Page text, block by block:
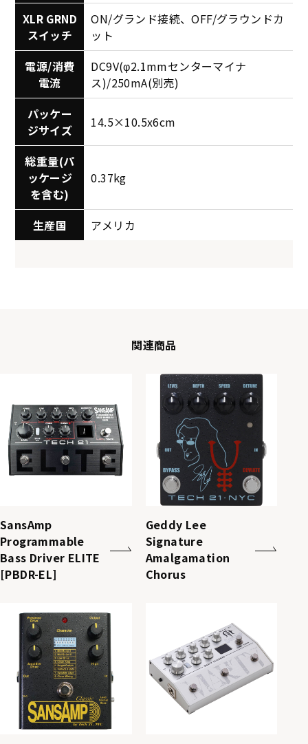
XLR GRND
スイッチ
ON/グランド接続、OFF/グラウンドカ
ット
電源/消費
電流
DC9V(φ2.1mmセンターマイナ
ス)/250mA(別売)
パッケー
ジサイズ
14.5×10.5x6cm
総重量(パ
ッケージ
を含む)
0.37kg
生産国 アメリカ
関連商品
SansAmp
Programmable
Bass Driver ELITE
[PBDR-EL]
Geddy Lee
Signature
Amalgamation
Chorus​